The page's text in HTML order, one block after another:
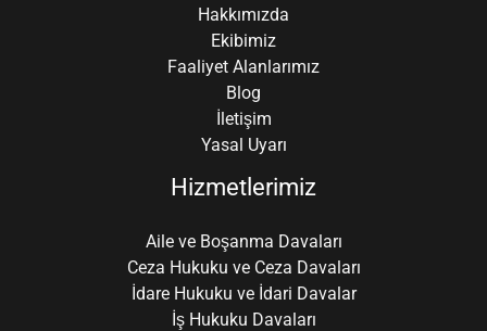
Hakkımızda
Ekibimiz
Faaliyet Alanlarımız
Blog
İletişim
Yasal Uyarı
Hizmetlerimiz
Aile ve Boşanma Davaları
Ceza Hukuku ve Ceza Davaları
İdare Hukuku ve İdari Davalar
İş Hukuku Davaları